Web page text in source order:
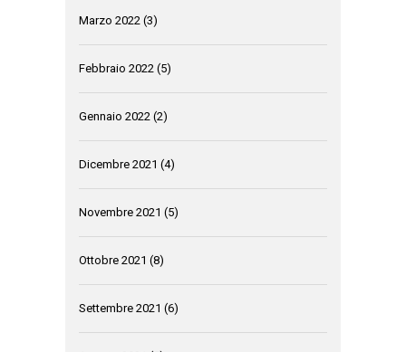
Marzo 2022 (3)
Febbraio 2022 (5)
Gennaio 2022 (2)
Dicembre 2021 (4)
Novembre 2021 (5)
Ottobre 2021 (8)
Settembre 2021 (6)